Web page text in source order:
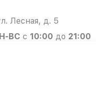
Лесная, д. 5
ВС с 10:00 до 21:00